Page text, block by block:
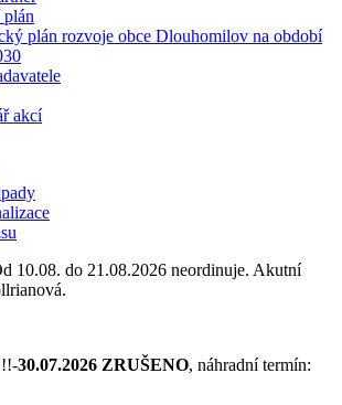
plán rozvoje obce Dlouhomilov na období
akcí
10.08. do 21.08.2026 neordinuje. Akutní
30.07.2026 ZRUŠENO, náhradní termín: